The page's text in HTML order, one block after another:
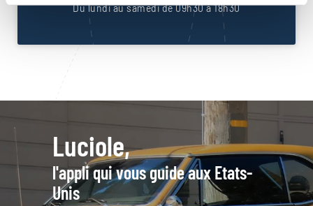
Du lundi au samedi de 09h30 à 18h30
Luciole,
l'appli qui vous guide aux Etats-
Unis